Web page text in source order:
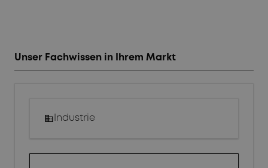
Unser Fachwissen in Ihrem Markt
Industrie